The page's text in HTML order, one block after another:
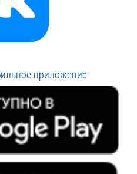
приложение